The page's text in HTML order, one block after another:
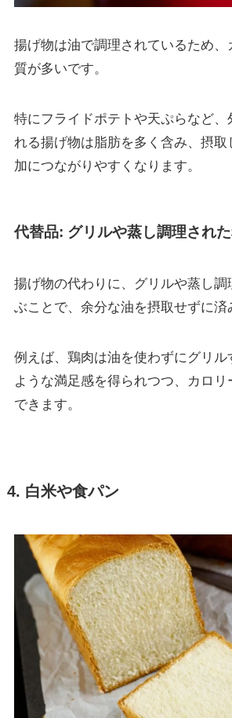
揚げ物は油で調理されているため、
質が多いです。
特にフライドポテトや天ぷらなど、
れる揚げ物は脂肪を多く含み、摂取
加につながりやすくなります。
代替品: グリルや蒸し調理され
揚げ物の代わりに、グリルや蒸し調
ぶことで、余分な油を摂取せずに済
例えば、鶏肉は油を使わずにグリル
ような満足感を得られつつ、カロリ
できます。
4. 白米や食パン